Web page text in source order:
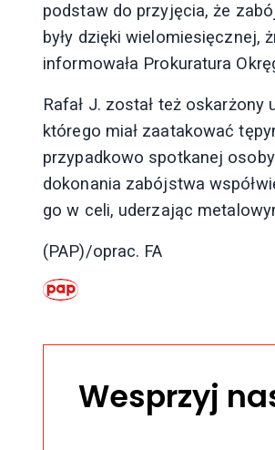
podstaw do przyjęcia, że
były dzięki wielomiesięcznej,
informowała Prokuratura
Rafał J. został też
którego miał zaatakować
przypadkowo spotkanej
dokonania zabójstwa
go w celi, uderzając
(PAP)/oprac. FA
Wesprzyj